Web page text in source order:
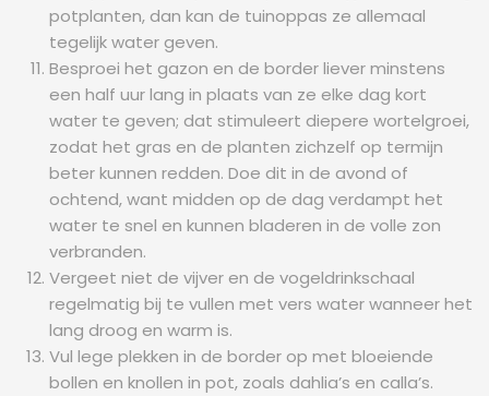
potplanten, dan kan de tuinoppas ze allemaal
tegelijk water geven.
Besproei het gazon en de border liever minstens
een half uur lang in plaats van ze elke dag kort
water te geven; dat stimuleert diepere wortelgroei,
zodat het gras en de planten zichzelf op termijn
beter kunnen redden. Doe dit in de avond of
ochtend, want midden op de dag verdampt het
water te snel en kunnen bladeren in de volle zon
verbranden.
Vergeet niet de vijver en de vogeldrinkschaal
regelmatig bij te vullen met vers water wanneer het
lang droog en warm is.
Vul lege plekken in de border op met bloeiende
bollen en knollen in pot, zoals dahlia’s en calla’s.